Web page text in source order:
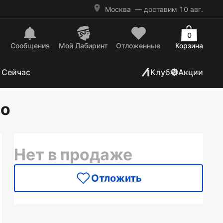
Москва — доставим 10 авг.
Сообщения Mой Лабиринт Отложенные Корзина
0
Клуб Акции
Нет в продаже
Отложить